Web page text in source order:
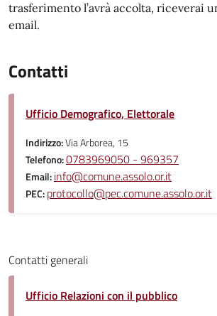
trasferimento l’avrà accolta, riceverai
email.
Contatti
Ufficio Demografico, Elettorale
Indirizzo:Via Arborea, 15
Telefono:0783969050 - 969357
Email:info@comune.assolo.or.it
PEC:protocollo@pec.comune.assolo.or.it
Contatti generali
Ufficio Relazioni con il pubblico